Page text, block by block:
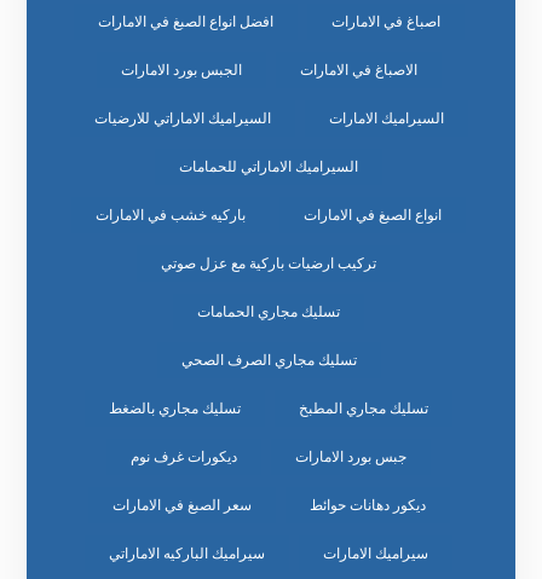
اصباغ في الامارات افضل انواع الصبغ في الامارات
الاصباغ في الامارات الجبس بورد الامارات
السيراميك الامارات السيراميك الاماراتي للارضيات
السيراميك الاماراتي للحمامات
انواع الصبغ في الامارات باركيه خشب في الامارات
تركيب ارضيات باركية مع عزل صوتي
تسليك مجاري الحمامات
تسليك مجاري الصرف الصحي
تسليك مجاري المطبخ تسليك مجاري بالضغط
جبس بورد الامارات ديكورات غرف نوم
ديكور دهانات حوائط سعر الصبغ في الامارات
سيراميك الامارات سيراميك الباركيه الاماراتي